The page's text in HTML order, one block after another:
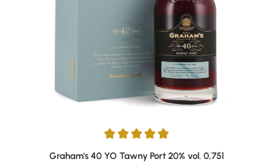
Durchschnittliche Bewertung von 5 von 5 Sternen
Graham's 40 YO Tawny Port 20% vol. 0,75l